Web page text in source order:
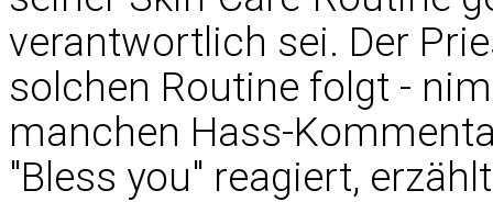
verantwortlich sei. Der
solchen Routine folgt -
manchen Hass-
"Bless you" reagiert,